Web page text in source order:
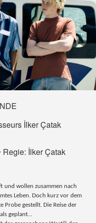
İlker Çatak
Regie: İlker Çatak
und wollen zusammen nach
Leben. Doch kurz vor dem
Probe gestellt. Die Reise der
geplant…